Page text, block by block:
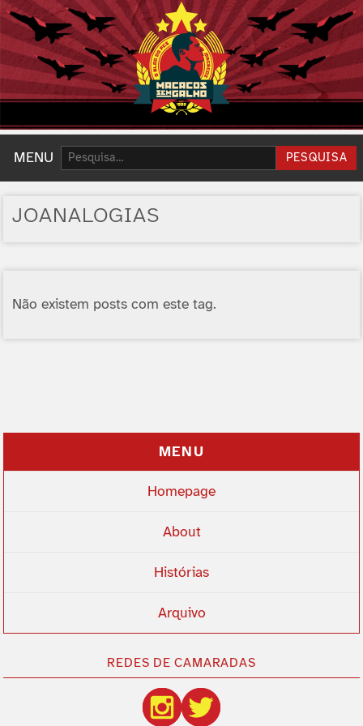
MENU Pesquisar: PESQUISA
JOANALOGIAS
Não existem posts com este tag.
MENU
Homepage
About
Histórias
Arquivo
REDES DE CAMARADAS